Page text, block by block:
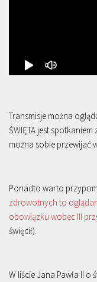
Transmisje można
ŚWIĘTA jest
można sobie przewijać
Ponadto warto
zdrowotnych to
obowiązku wobec III
święcił).
W liście Jana Pawła II